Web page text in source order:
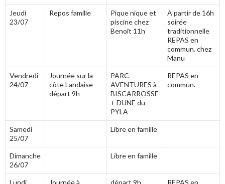
Jeudi
23/07
Repos famille
Pique nique et
piscine chez
Benoît 11h
A partir de 16h
soirée
traditionnelle
REPAS en
commun. chez
Manu
Vendredi
24/07
Journée sur la
côte Landaise
départ 9h
PARC
AVENTURES à
BISCARROSSE
+ DUNE du
PYLA
REPAS en
commun.
Samedi
25/07
Libre en famille
Dimanche
26/07
Libre en famille
Lundi Journée à départ 9h REPAS en